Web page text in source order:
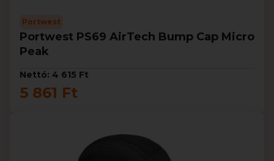
Portwest
Portwest PS69 AirTech Bump Cap Micro
Peak
Nettó: 4 615 Ft
5 861 Ft